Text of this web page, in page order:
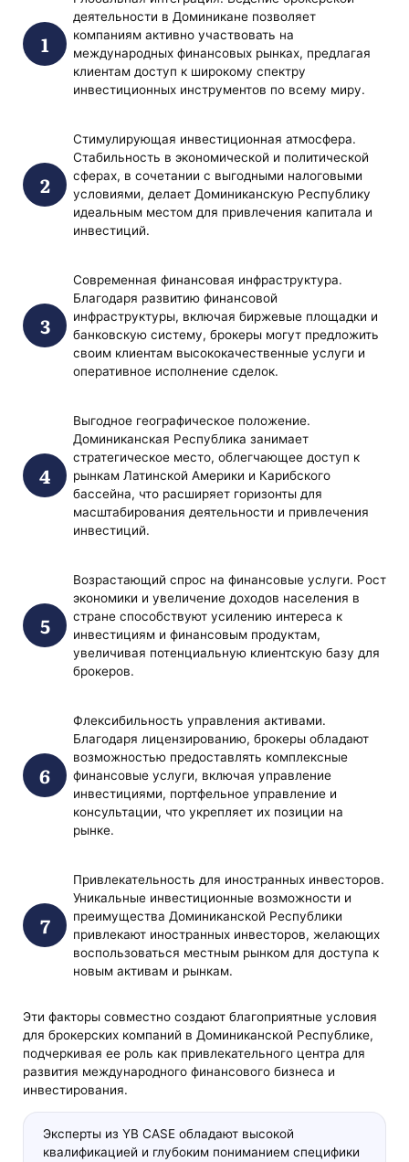
деятельности в Доминикане позволяет
компаниям активно участвовать на
международных финансовых рынках, предлагая
клиентам доступ к широкому спектру
инвестиционных инструментов по всему миру.
Стимулирующая инвестиционная атмосфера.
Стабильность в экономической и политической
сферах, в сочетании с выгодными налоговыми
условиями, делает Доминиканскую Республику
идеальным местом для привлечения капитала и
инвестиций.
Современная финансовая инфраструктура.
Благодаря развитию финансовой
инфраструктуры, включая биржевые площадки и
банковскую систему, брокеры могут предложить
своим клиентам высококачественные услуги и
оперативное исполнение сделок.
Выгодное географическое положение.
Доминиканская Республика занимает
стратегическое место, облегчающее доступ к
рынкам Латинской Америки и Карибского
бассейна, что расширяет горизонты для
масштабирования деятельности и привлечения
инвестиций.
Возрастающий спрос на финансовые услуги. Рост
экономики и увеличение доходов населения в
стране способствуют усилению интереса к
инвестициям и финансовым продуктам,
увеличивая потенциальную клиентскую базу для
брокеров.
Флексибильность управления активами.
Благодаря лицензированию, брокеры обладают
возможностью предоставлять комплексные
финансовые услуги, включая управление
инвестициями, портфельное управление и
консультации, что укрепляет их позиции на
рынке.
Привлекательность для иностранных инвесторов.
Уникальные инвестиционные возможности и
преимущества Доминиканской Республики
привлекают иностранных инвесторов, желающих
воспользоваться местным рынком для доступа к
новым активам и рынкам.
Эти факторы совместно создают благоприятные условия
для брокерских компаний в Доминиканской Республике,
подчеркивая ее роль как привлекательного центра для
развития международного финансового бизнеса и
инвестирования.
Эксперты из YB CASE обладают высокой
квалификацией и глубоким пониманием специфики